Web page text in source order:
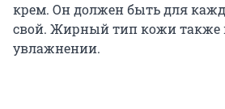
крем. Он должен быть для
свой. Жирный тип кожи также
увлажнении.